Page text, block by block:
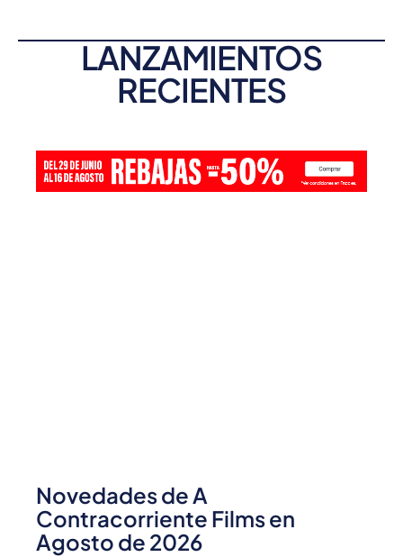
LANZAMIENTOS
RECIENTES
Novedades de A
Contracorriente Films en
Agosto de 2026